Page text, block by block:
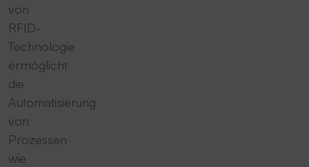
von
RFID-
Technologie
ermöglicht
die
Automatisierung
von
Prozessen
wie